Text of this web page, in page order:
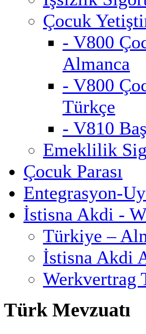
Çocuk
- V800
Almanca
- V800
Türkçe
- V810
Emeklilik
Çocuk Parası
Entegrasyon-
İstisna Akdi -
Türkiye –
İstisna Akdi
Werkvertrag
Türk Mevzuatı